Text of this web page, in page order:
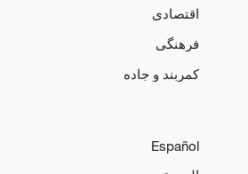
اقتصادی
فرهنگی
کمربند و جاده
Español